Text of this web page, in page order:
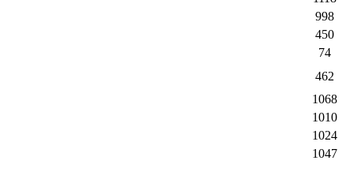
998
450
74
462
1068
1010
1024
1047